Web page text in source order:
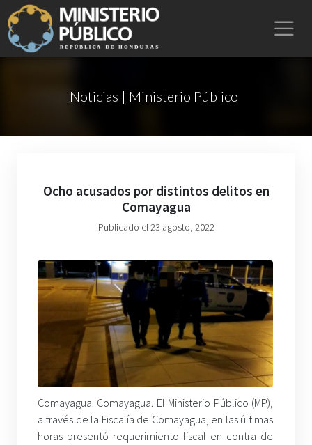
Noticias | Ministerio Público
Ocho acusados por distintos delitos en
Comayagua
Publicado el 23 agosto, 2022
Comayagua. Comayagua. El Ministerio Público (MP),
a través de la Fiscalía de Comayagua, en las últimas
horas presentó requerimiento fiscal en contra de